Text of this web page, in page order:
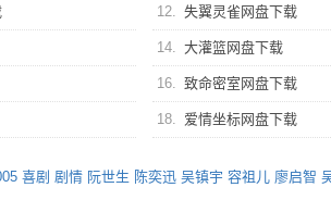
12. 失翼灵雀网盘下载
14. 大灌篮网盘下载
16. 致命密室网盘下载
18. 爱情坐标网盘下载
喜剧 剧情 阮世生 陈奕迅 吴镇宇 容祖儿 廖启智